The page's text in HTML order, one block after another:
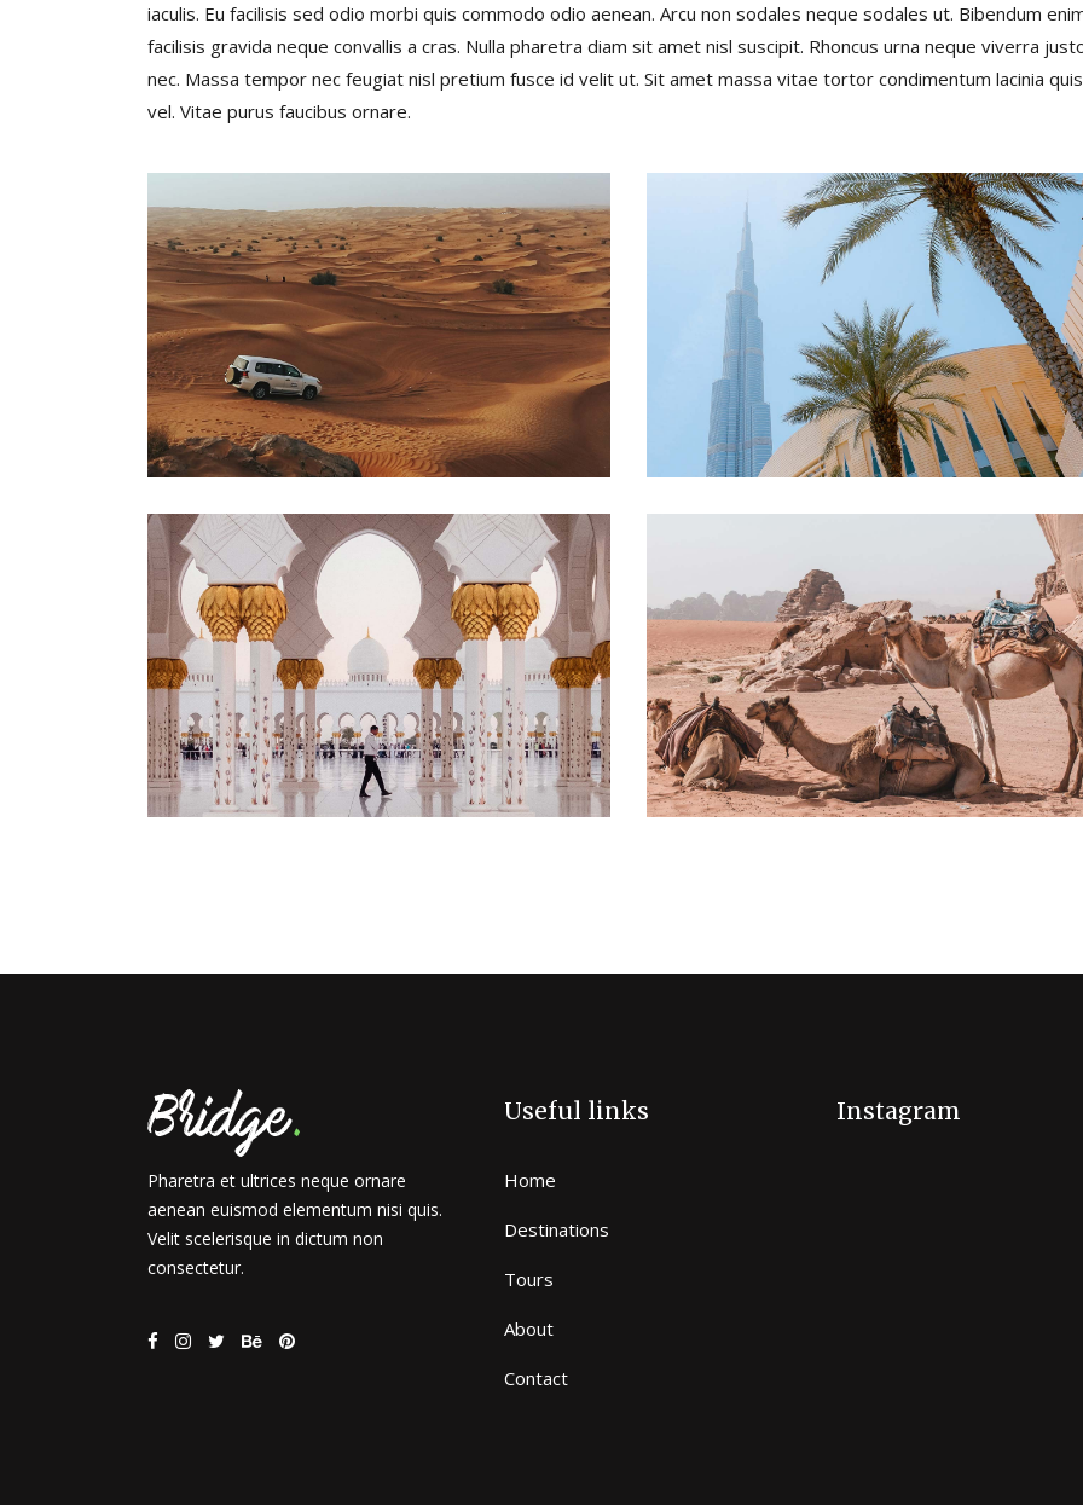
iaculis. Eu facilisis sed odio morbi quis commodo odio aenean. Arcu non sodales neque sodales ut. Bibendum
facilisis gravida neque convallis a cras. Nulla pharetra diam sit amet nisl suscipit. Rhoncus urna neque viverra
nec. Massa tempor nec feugiat nisl pretium fusce id velit ut. Sit amet massa vitae tortor condimentum lacinia quis
vel. Vitae purus faucibus ornare.
Pharetra et ultrices neque ornare
aenean euismod elementum nisi quis.
Velit scelerisque in dictum non
consectetur.
Useful links
Home
Destinations
Tours
About
Contact
Instagram